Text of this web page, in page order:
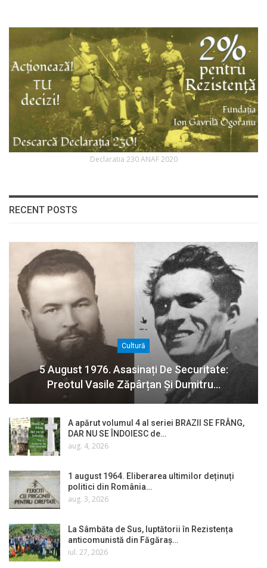
Declaratia 230 ANAF 2020
RECENT POSTS
Cultură
5 August 1976. Asasinați De Securitate:
Preotul Vasile Zăpârțan Și Dumitru…
A apărut volumul 4 al seriei BRAZII SE FRÂNG,
DAR NU SE ÎNDOIESC de…
aug. 4, 2026
1 august 1964. Eliberarea ultimilor deținuți
politici din România…
aug. 3, 2026
La Sâmbăta de Sus, luptătorii în Rezistența
anticomunistă din Făgăraș…
iul. 27, 2026